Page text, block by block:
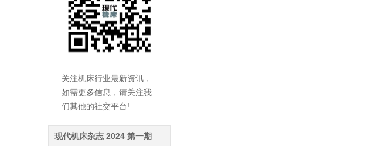
关注机床行业最新资讯，
如需更多信息，请关注我
们其他的社交平台!
现代机床杂志 2024 第一期